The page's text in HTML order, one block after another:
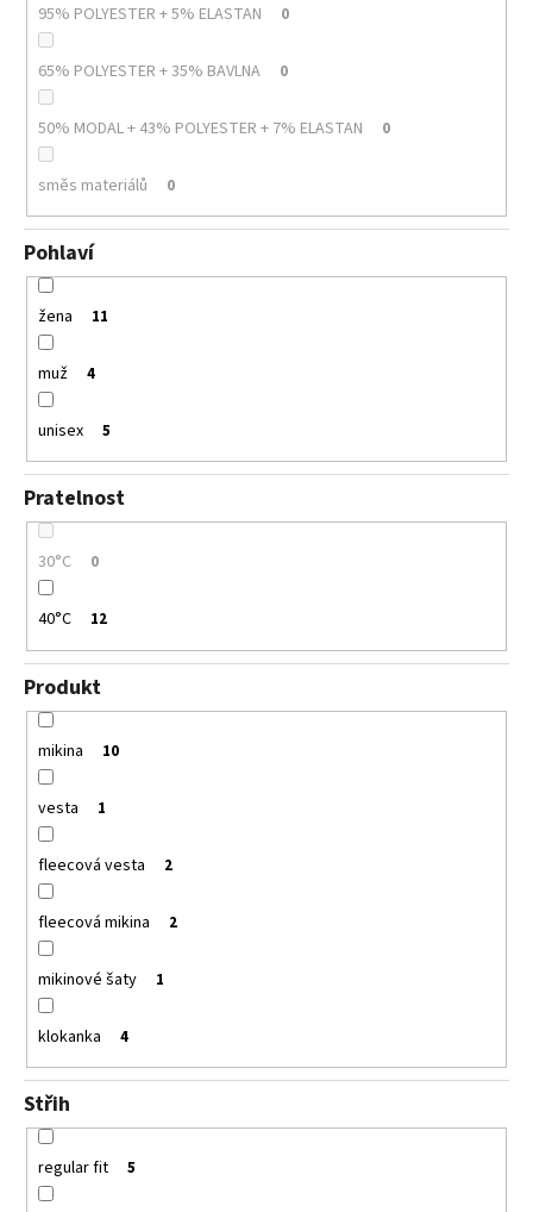
95% POLYESTER + 5% ELASTAN 0
65% POLYESTER + 35% BAVLNA 0
50% MODAL + 43% POLYESTER + 7% ELASTAN 0
směs materiálů 0
Pohlaví
žena 11
muž 4
unisex 5
Pratelnost
30°C 0
40°C 12
Produkt
mikina 10
vesta 1
fleecová vesta 2
fleecová mikina 2
mikinové šaty 1
klokanka 4
Střih
regular fit 5